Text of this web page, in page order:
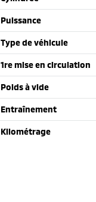
Puissance
Type de véhicule
1re mise en circulation
Poids à vide
Entraînement
Kilométrage